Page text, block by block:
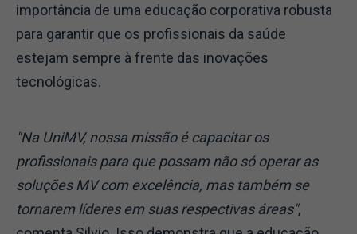
importância de uma educação corporativa robusta
para garantir que os profissionais da saúde
estejam sempre à frente das inovações
tecnológicas.
"Na UniMV, nossa missão é capacitar os
profissionais para que possam não só operar as
soluções MV com excelência, mas também se
tornarem líderes em suas respectivas áreas",